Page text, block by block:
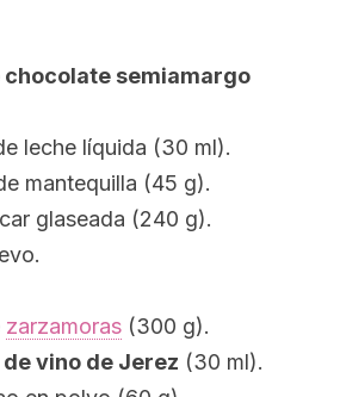
chocolate semiamargo
leche líquida (30 ml).
mantequilla (45 g).
glaseada (240 g).
zarzamoras (300 g).
vino de Jerez (30 ml).